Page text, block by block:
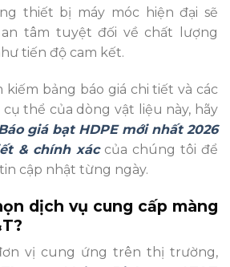
thiết bị máy móc hiện đại sẽ
tâm tuyệt đối về chất lượng
tiến độ cam kết.
bảng báo giá chi tiết và các
thể của dòng vật liệu này, hãy
giá bạt HDPE mới nhất 2026
& chính xáccủa chúng tôi để
cập nhật từng ngày.
dịch vụ cung cấp màng
vị cung ứng trên thị trường,